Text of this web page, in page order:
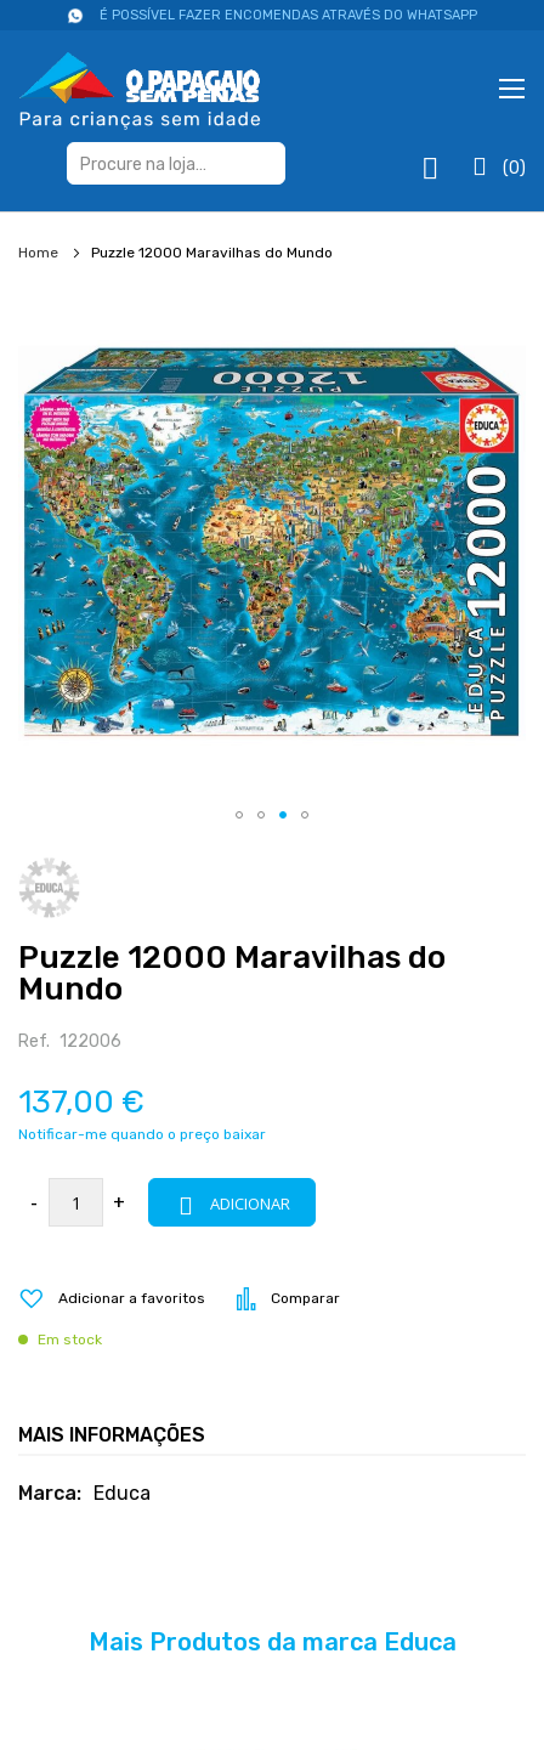
É POSSÍVEL FAZER ENCOMENDAS ATRAVÉS DO WHATSAPP
(0)
Home Puzzle 12000 Maravilhas do Mundo
Puzzle 12000 Maravilhas do
Mundo
Ref. 122006
137,00 €
Notificar-me quando o preço baixar
- + ADICIONAR
Adicionar a favoritos Comparar
Em stock
final
da
galeria
de
imagens
para
o
início
da
galeria
de
imagens
MAIS INFORMAÇÕES
Mais
Educa
Mais Produtos da marca Educa